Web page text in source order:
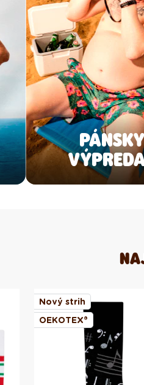
PÁNSKY
Nový strih
OEKOTEX®